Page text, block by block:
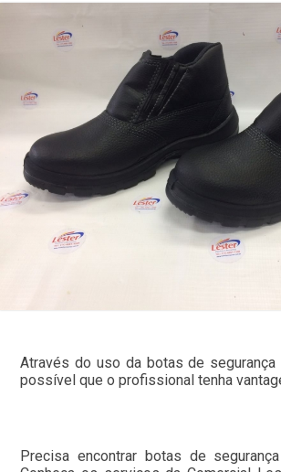
Através do uso da botas de segurança
possível que o profissional tenha
Precisa encontrar botas de